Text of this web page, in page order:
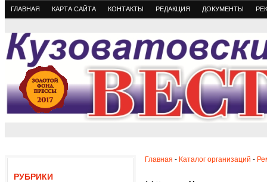
ГЛАВНАЯ КАРТА САЙТА КОНТАКТЫ РЕДАКЦИЯ ДОКУМЕНТЫ
РУБРИКИ
Главная - Каталог организаций -